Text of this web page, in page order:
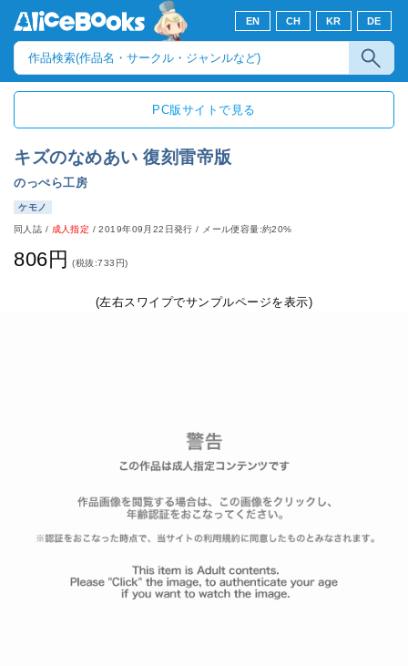
EN CH KR DE
PC版サイトで見る
キズのなめあい 復刻雷帝版
のっぺら工房
ケモノ
同人誌 / 成人指定 /2019年09月22日発行 / メール便容量:約20%
806円 (税抜:733円)
(左右スワイプでサンプルページを表示)